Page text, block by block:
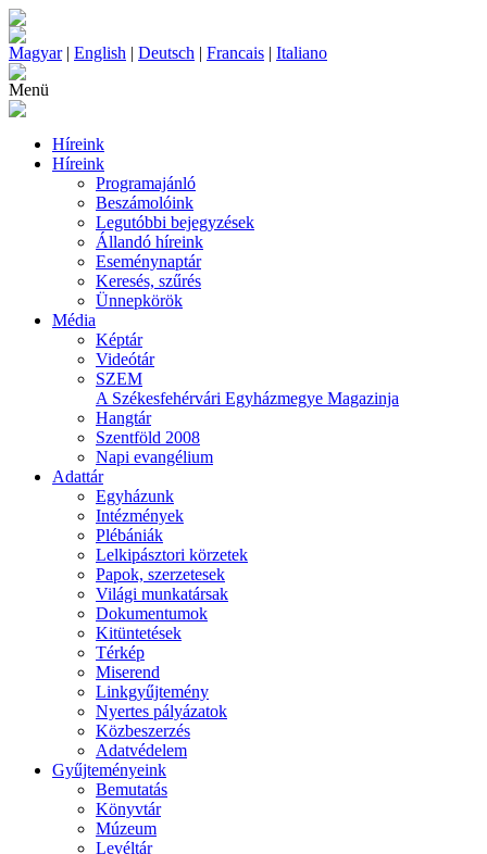
Magyar| English | Deutsch | Francais | Italiano
Menü
Híreink
Híreink
Programajánló
Beszámolóink
Legutóbbi bejegyzések
Állandó híreink
Eseménynaptár
Keresés, szűrés
Ünnepkörök
Média
Képtár
Videótár
SZEM
A Székesfehérvári Egyházmegye Magazinja
Hangtár
Szentföld 2008
Napi evangélium
Adattár
Egyházunk
Intézmények
Plébániák
Lelkipásztori körzetek
Papok, szerzetesek
Világi munkatársak
Dokumentumok
Kitüntetések
Térkép
Miserend
Linkgyűjtemény
Nyertes pályázatok
Közbeszerzés
Adatvédelem
Gyűjteményeink
Bemutatás
Könyvtár
Múzeum
Levéltár